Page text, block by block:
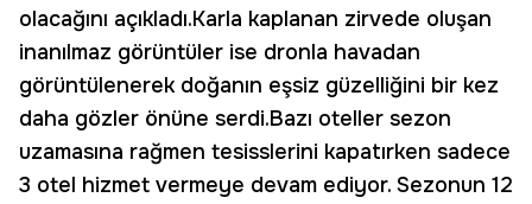
olacağını açıkladı.Karla kaplanan zirvede oluşan
inanılmaz görüntüler ise dronla havadan
görüntülenerek doğanın eşsiz güzelliğini bir kez
daha gözler önüne serdi.Bazı oteller sezon
uzamasına rağmen tesisslerini kapatırken sadece
3 otel hizmet vermeye devam ediyor. Sezonun 12